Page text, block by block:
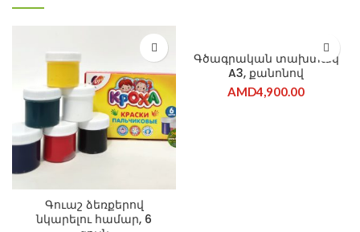
Գուաշ ձեռքերով
նկարելու համար, 6
Գծագրական տախտակ
A3, քանոնով
AMD4,900.00